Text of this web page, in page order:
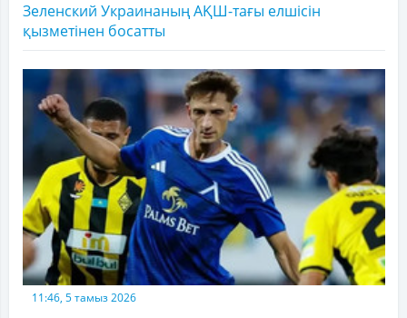
Зеленский Украинаның АҚШ-тағы елшісін
қызметінен босатты
11:46, 5 тамыз 2026